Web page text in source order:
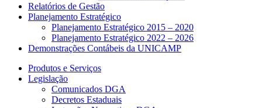
Relatórios de Gestão
Planejamento Estratégico
Planejamento Estratégico 2015 – 2020
Planejamento Estratégico 2022 – 2026
Demonstrações Contábeis da UNICAMP
Produtos e Serviços
Legislação
Comunicados DGA
Decretos Estaduais